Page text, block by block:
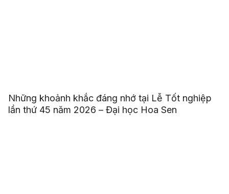
Những khoảnh khắc đáng nhớ tại Lễ Tốt nghiệp
lần thứ 45 năm 2026 – Đại học Hoa Sen